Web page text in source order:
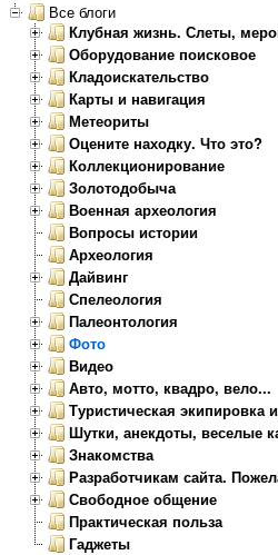
Все блоги
Клубная жизнь. Слеты,
Оборудование поисковое
Кладоискательство
Карты и навигация
Метеориты
Оцените находку. Что это?
Коллекционирование
Золотодобыча
Военная археология
Вопросы истории
Археология
Дайвинг
Спелеология
Палеонтология
Фото
Видео
Авто, мотто, квадро, вело...
Туристическая экипировка
Шутки, анекдоты, веселые
Знакомства
Разработчикам сайта.
Свободное общение
Практическая польза
Гаджеты